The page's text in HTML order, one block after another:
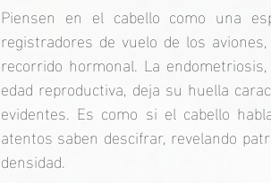
Piensen en el cabello como una
registradores de vuelo de los
recorrido hormonal. La
edad reproductiva, deja su huella
evidentes. Es como si el cabello
atentos saben descifrar, revelando
densidad.